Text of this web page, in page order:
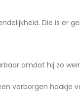
Die is er
omdat hij zo
verborgen haakje